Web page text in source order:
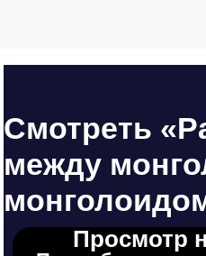
Смотреть
между
Просмотр